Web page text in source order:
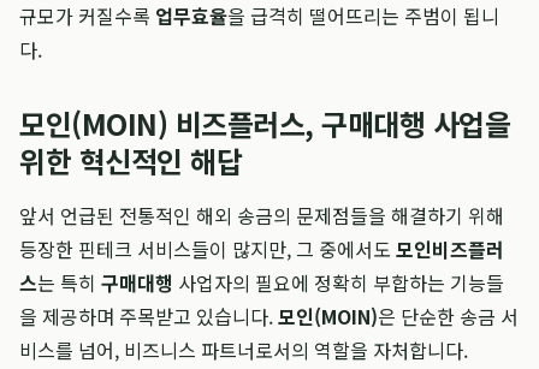
규모가 커질수록 업무효율을 급격히 떨어뜨리는 주범이 됩니
다.
모인(MOIN) 비즈플러스, 구매대행 사업을
위한 혁신적인 해답
앞서 언급된 전통적인 해외 송금의 문제점들을 해결하기 위해
등장한 핀테크 서비스들이 많지만, 그 중에서도 모인비즈플러
스는 특히 구매대행 사업자의 필요에 정확히 부합하는 기능들
을 제공하며 주목받고 있습니다.모인(MOIN)은 단순한 송금 서
비스를 넘어, 비즈니스 파트너로서의 역할을 자처합니다.